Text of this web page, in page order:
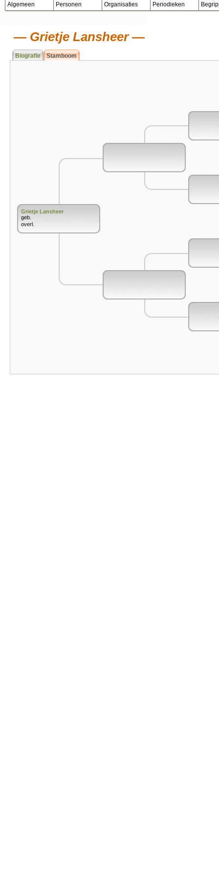
Algemeen Personen Organisaties Periodieken
Grietje Lansheer
Biografie Stamboom
Grietje Lansheer
geb.
overl.